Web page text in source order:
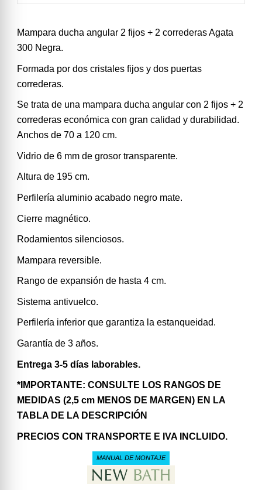
Mampara ducha angular 2 fijos + 2 correderas Agata
300 Negra.
Formada por dos cristales fijos y dos puertas
correderas.
Se trata de una mampara ducha angular con 2 fijos + 2
correderas económica con gran calidad y durabilidad.
Anchos de 70 a 120 cm.
Vidrio de 6 mm de grosor transparente.
Altura de 195 cm.
Perfilería aluminio acabado negro mate.
Cierre magnético.
Rodamientos silenciosos.
Mampara reversible.
Rango de expansión de hasta 4 cm.
Sistema antivuelco.
Perfilería inferior que garantiza la estanqueidad.
Garantía de 3 años.
Entrega 3-5 días laborables.
*IMPORTANTE: CONSULTE LOS RANGOS DE
MEDIDAS (2,5 cm MENOS DE MARGEN) EN LA
TABLA DE LA DESCRIPCIÓN
PRECIOS CON TRANSPORTE E IVA INCLUIDO.
MANUAL DE MONTAJE